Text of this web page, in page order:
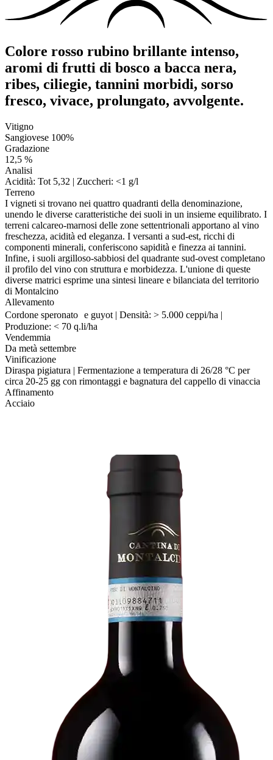
Colore rosso rubino brillante intenso,
aromi di frutti di bosco a bacca nera,
ribes, ciliegie, tannini morbidi, sorso
fresco, vivace, prolungato, avvolgente.
Vitigno
Sangiovese 100%
Gradazione
12,5 %
Analisi
Acidità: Tot 5,32 | Zuccheri: <1 g/l
Terreno
I vigneti si trovano nei quattro quadranti della denominazione,
unendo le diverse caratteristiche dei suoli in un insieme equilibrato. I
terreni calcareo-marnosi delle zone settentrionali apportano al vino
freschezza, acidità ed eleganza. I versanti a sud-est, ricchi di
componenti minerali, conferiscono sapidità e finezza ai tannini.
Infine, i suoli argilloso-sabbiosi del quadrante sud-ovest completano
il profilo del vino con struttura e morbidezza. L'unione di queste
diverse matrici esprime una sintesi lineare e bilanciata del territorio
di Montalcino
Allevamento
Cordone speronato e guyot | Densità: > 5.000 ceppi/ha |
Produzione: < 70 q.li/ha
Vendemmia
Da metà settembre
Vinificazione
Diraspa pigiatura | Fermentazione a temperatura di 26/28 °C per
circa 20-25 gg con rimontaggi e bagnatura del cappello di vinaccia
Affinamento
Acciaio